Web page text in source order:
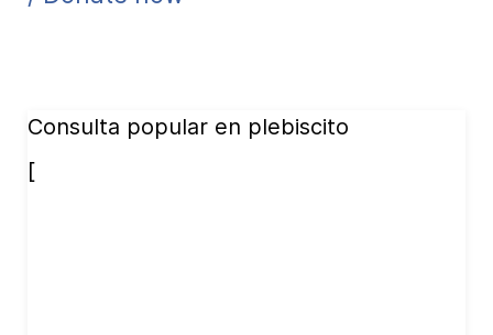
Consulta popular en plebiscito
[